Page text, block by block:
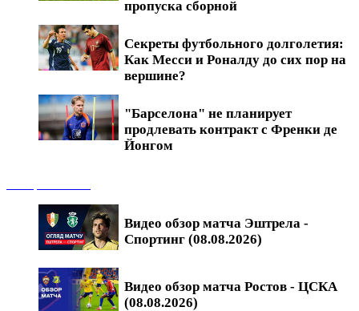
пропуска сборной
Секреты футбольного долголетия:
Как Месси и Роналду до сих пор на
вершине?
"Барселона" не планирует
продлевать контракт с Френки де
Йонгом
Видео обзор матча Эштрела -
Спортинг (08.08.2026)
Видео обзор матча Ростов - ЦСКА
(08.08.2026)